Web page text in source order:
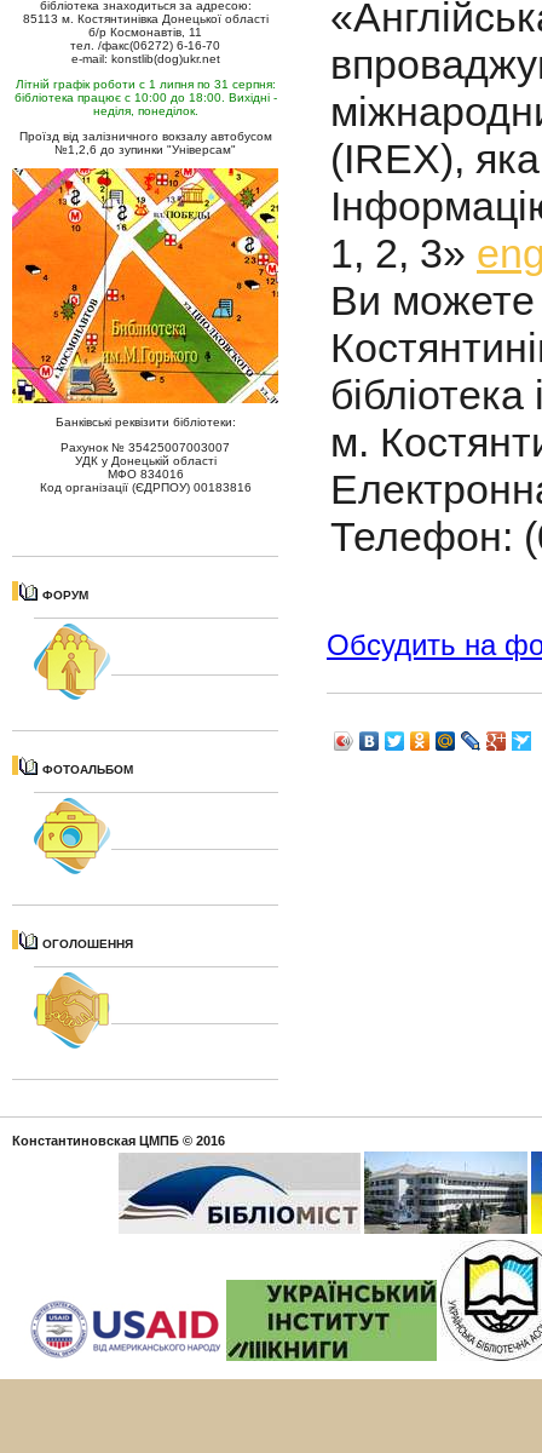
бібліотека знаходиться за адресою:
85113 м. Костянтинівка Донецької області
б/р Космонавтів, 11
тел. /факс(06272) 6-16-70
e-mail: konstlib(dog)ukr.net
Літній графік роботи с 1 липня по 31 серпня:
бібліотека працює с 10:00 до 18:00. Вихідні -
неділя, понеділок.
Проїзд від залізничного вокзалу автобусом
№1,2,6 до зупинки "Універсам"
Банківські реквізити бібліотеки:
Рахунок № 35425007003007
УДК у Донецькій області
МФО 834016
Код організації (ЄДРПОУ) 00183816
ФОРУМ
ФОТОАЛЬБОМ
ОГОЛОШЕННЯ
(IREX), яка
1, 2, 3»
Ви можете
м.
Телефон:
Обсудить на
Константиновская ЦМПБ © 2016